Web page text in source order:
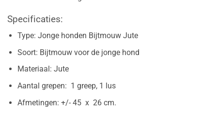
Specificaties:
Type: Jonge honden Bijtmouw Jute
Soort: Bijtmouw voor de jonge hond
Materiaal: Jute
Aantal grepen: 1 greep, 1 lus
Afmetingen: +/- 45 x 26 cm.